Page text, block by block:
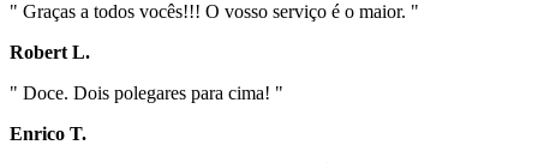
" Graças a todos vocês!!! O vosso serviço é o maior. "
Robert L.
" Doce. Dois polegares para cima! "
Enrico T.